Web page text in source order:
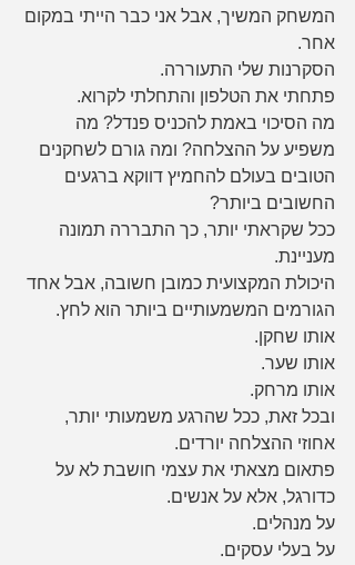
המשחק המשיך, אבל אני כבר הייתי במקום
אחר.
הסקרנות שלי התעוררה.
פתחתי את הטלפון והתחלתי לקרוא.
מה הסיכוי באמת להכניס פנדל? מה
משפיע על ההצלחה? ומה גורם לשחקנים
הטובים בעולם להחמיץ דווקא ברגעים
החשובים ביותר?
ככל שקראתי יותר, כך התבררה תמונה
מעניינת.
היכולת המקצועית כמובן חשובה, אבל אחד
הגורמים המשמעותיים ביותר הוא לחץ.
אותו שחקן.
אותו שער.
אותו מרחק.
ובכל זאת, ככל שהרגע משמעותי יותר,
אחוזי ההצלחה יורדים.
פתאום מצאתי את עצמי חושבת לא על
כדורגל, אלא על אנשים.
על מנהלים.
על בעלי עסקים.